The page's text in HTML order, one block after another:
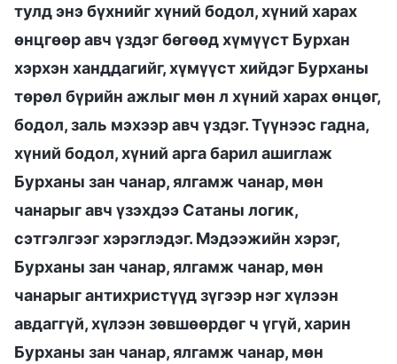
тулд энэ бүхнийг хүний бодол, хүний харах
өнцгөөр авч үздэг бөгөөд хүмүүст Бурхан
хэрхэн ханддагийг, хүмүүст хийдэг Бурханы
төрөл бүрийн ажлыг мөн л хүний харах өнцөг,
бодол, заль мэхээр авч үздэг. Түүнээс гадна,
хүний бодол, хүний арга барил ашиглаж
Бурханы зан чанар, ялгамж чанар, мөн
чанарыг авч үзэхдээ Сатаны логик,
сэтгэлгээг хэрэглэдэг. Мэдээжийн хэрэг,
Бурханы зан чанар, ялгамж чанар, мөн
чанарыг антихристүүд зүгээр нэг хүлээн
авдаггүй, хүлээн зөвшөөрдөг ч үгүй, харин
Бурханы зан чанар, ялгамж чанар, мөн